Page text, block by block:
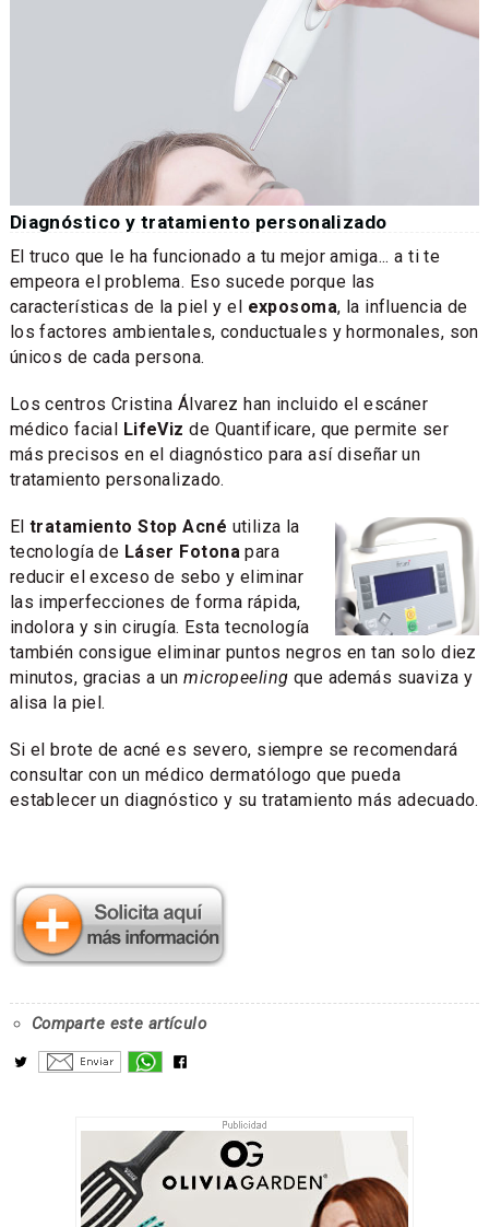
Diagnóstico y tratamiento personalizado
El truco que le ha funcionado a tu mejor amiga... a ti te
empeora el problema. Eso sucede porque las
características de la piel y el exposoma, la influencia de
los factores ambientales, conductuales y hormonales, son
únicos de cada persona.
Los centros Cristina Álvarez han incluido el escáner
médico facial LifeViz de Quantificare, que permite ser
más precisos en el diagnóstico para así diseñar un
tratamiento personalizado.
El tratamiento Stop Acné utiliza la
tecnología de Láser Fotona para
reducir el exceso de sebo y eliminar
las imperfecciones de forma rápida,
indolora y sin cirugía. Esta tecnología
también consigue eliminar puntos negros en tan solo diez
minutos, gracias a unmicropeeling que además suaviza y
alisa la piel.
Si el brote de acné es severo, siempre se recomendará
consultar con un médico dermatólogo que pueda
establecer un diagnóstico y su tratamiento más adecuado.
Comparte este artículo